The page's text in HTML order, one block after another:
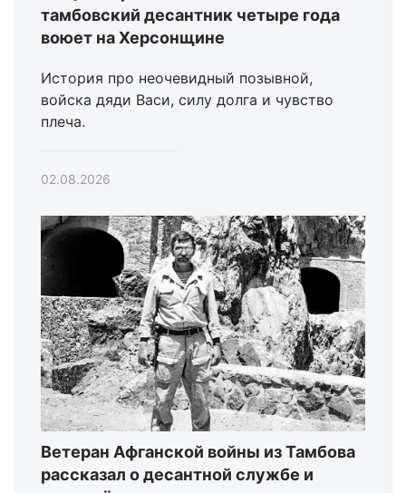
тамбовский десантник четыре года
воюет на Херсонщине
История про неочевидный позывной,
войска дяди Васи, силу долга и чувство
плеча.
02.08.2026
Ветеран Афганской войны из Тамбова
рассказал о десантной службе и